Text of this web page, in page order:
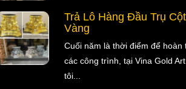
Trả Lô Hàng Đầu Trụ
Vàng
Cuối năm là thời điểm để hoàn
các công trình, tại Vina Gold
tôi...